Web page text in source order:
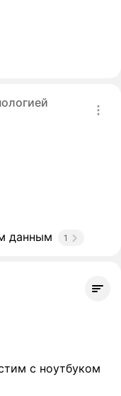
данным 1
с ноутбуком